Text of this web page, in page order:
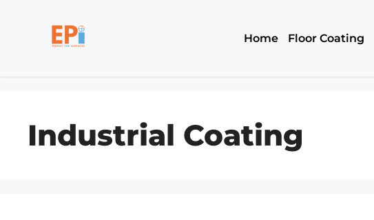
Home Floor Coating
Industrial Coating